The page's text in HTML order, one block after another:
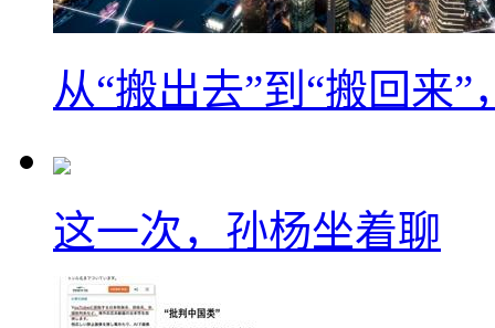
从“搬出去”到“搬回来
这一次，孙杨坐着聊